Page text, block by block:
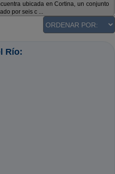
ubicada en Cortina, un conjunto
por seis c ...
Río: